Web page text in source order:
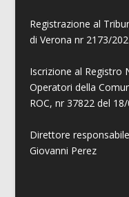
Registrazione al
di Verona nr 2173/
Iscrizione al Registro
Operatori della
ROC, nr 37822 del
Direttore
Giovanni Perez